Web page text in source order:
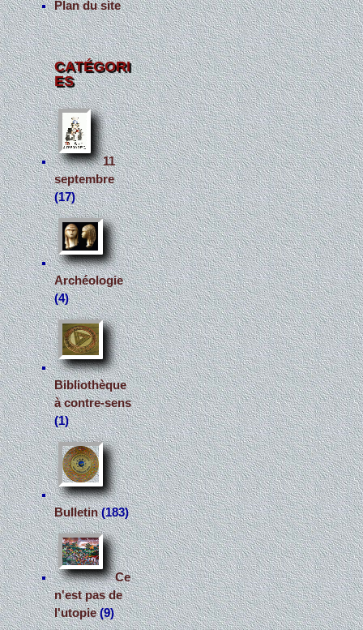
Plan du site
CATÉGORI
ES
11
septembre
(17)
Archéologie
(4)
Bibliothèque
à contre-sens
(1)
Bulletin(183)
Ce
n'est pas de
l'utopie(9)